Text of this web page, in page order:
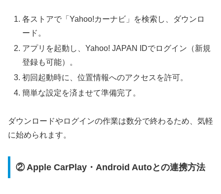
各ストアで「Yahoo!カーナビ」を検索し、ダウンロ
ード。
アプリを起動し、Yahoo! JAPAN IDでログイン（新規
登録も可能）。
初回起動時に、位置情報へのアクセスを許可。
簡単な設定を済ませて準備完了。
ダウンロードやログインの作業は数分で終わるため、気軽
に始められます。
② Apple CarPlay・Android Autoとの連携方法